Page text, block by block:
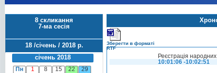
8 скликання
7-ма сесія
18 /січень / 2018 р.
січень 2018
Пн 1 8 15 22
29
Зберегти в форматі
RTF
Реєстрація
10:01:06 -10:02:51